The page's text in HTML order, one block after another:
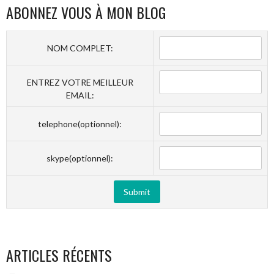
ABONNEZ VOUS À MON BLOG
NOM COMPLET:
ENTREZ VOTRE MEILLEUR
EMAIL:
telephone(optionnel):
skype(optionnel):
ARTICLES RÉCENTS